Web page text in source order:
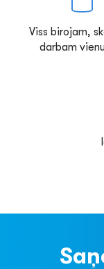
Viss birojam,
darbam